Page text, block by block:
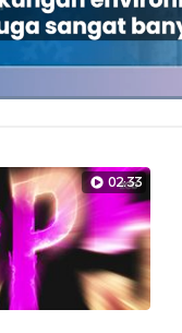
Dimuat:
02:33